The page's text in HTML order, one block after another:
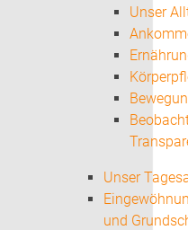
Unser
Unser
und